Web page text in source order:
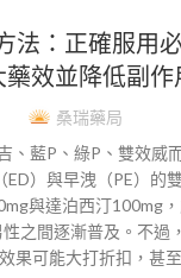
：正確服用
藥效並降低副作
桑瑞藥局
、藍P、綠P、雙效威
ED）與早洩（PE）的
與達泊西汀100mg
之間逐漸普及。不過
果可能大打折扣，甚